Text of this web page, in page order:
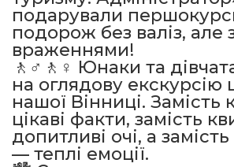
подарували
подорож без валіз, але
враженнями!
🚶♂️🚶♀️ Юнаки та
на оглядову екскурсію
нашої Вінниці. Замість
цікаві факти, замість
допитливі очі, а замість
— теплі емоції.